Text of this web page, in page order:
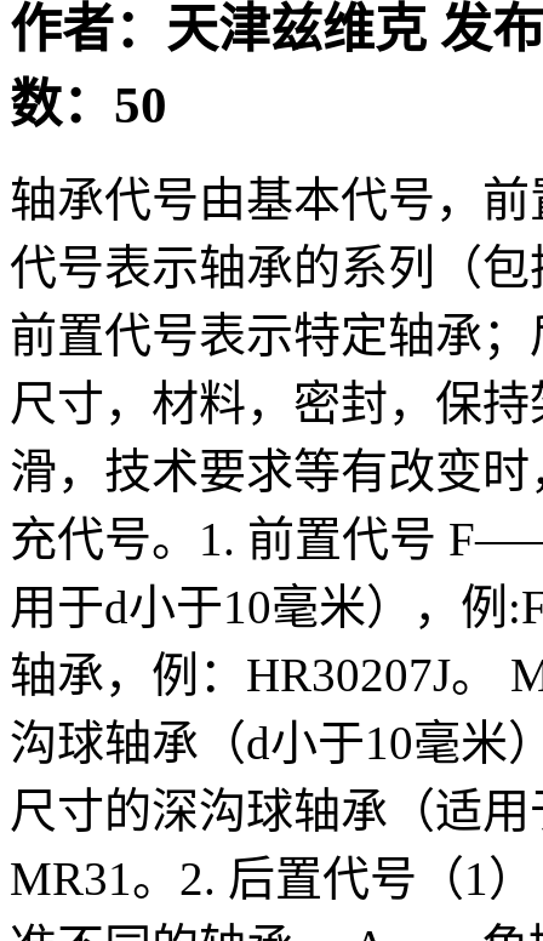
作者：天津兹维克 发
数：50
轴承代号由基本代号，
代号表示轴承的系列（
前置代号表示特定轴承
尺寸，材料，密封，保
滑，技术要求等有改变
充代号。1. 前置代号
用于d小于10毫米），
轴承，例：HR30207J
沟球轴承（d小于10毫
尺寸的深沟球轴承（适
MR31。2. 后置代号（1